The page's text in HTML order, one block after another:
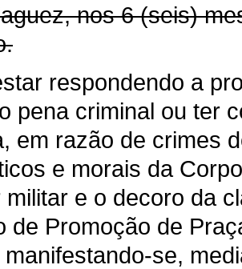
nos 6 (seis)
respondendo a
pena criminal ou ter
em razão de crimes
e morais da
militar e o decoro da
de Promoção de
se,